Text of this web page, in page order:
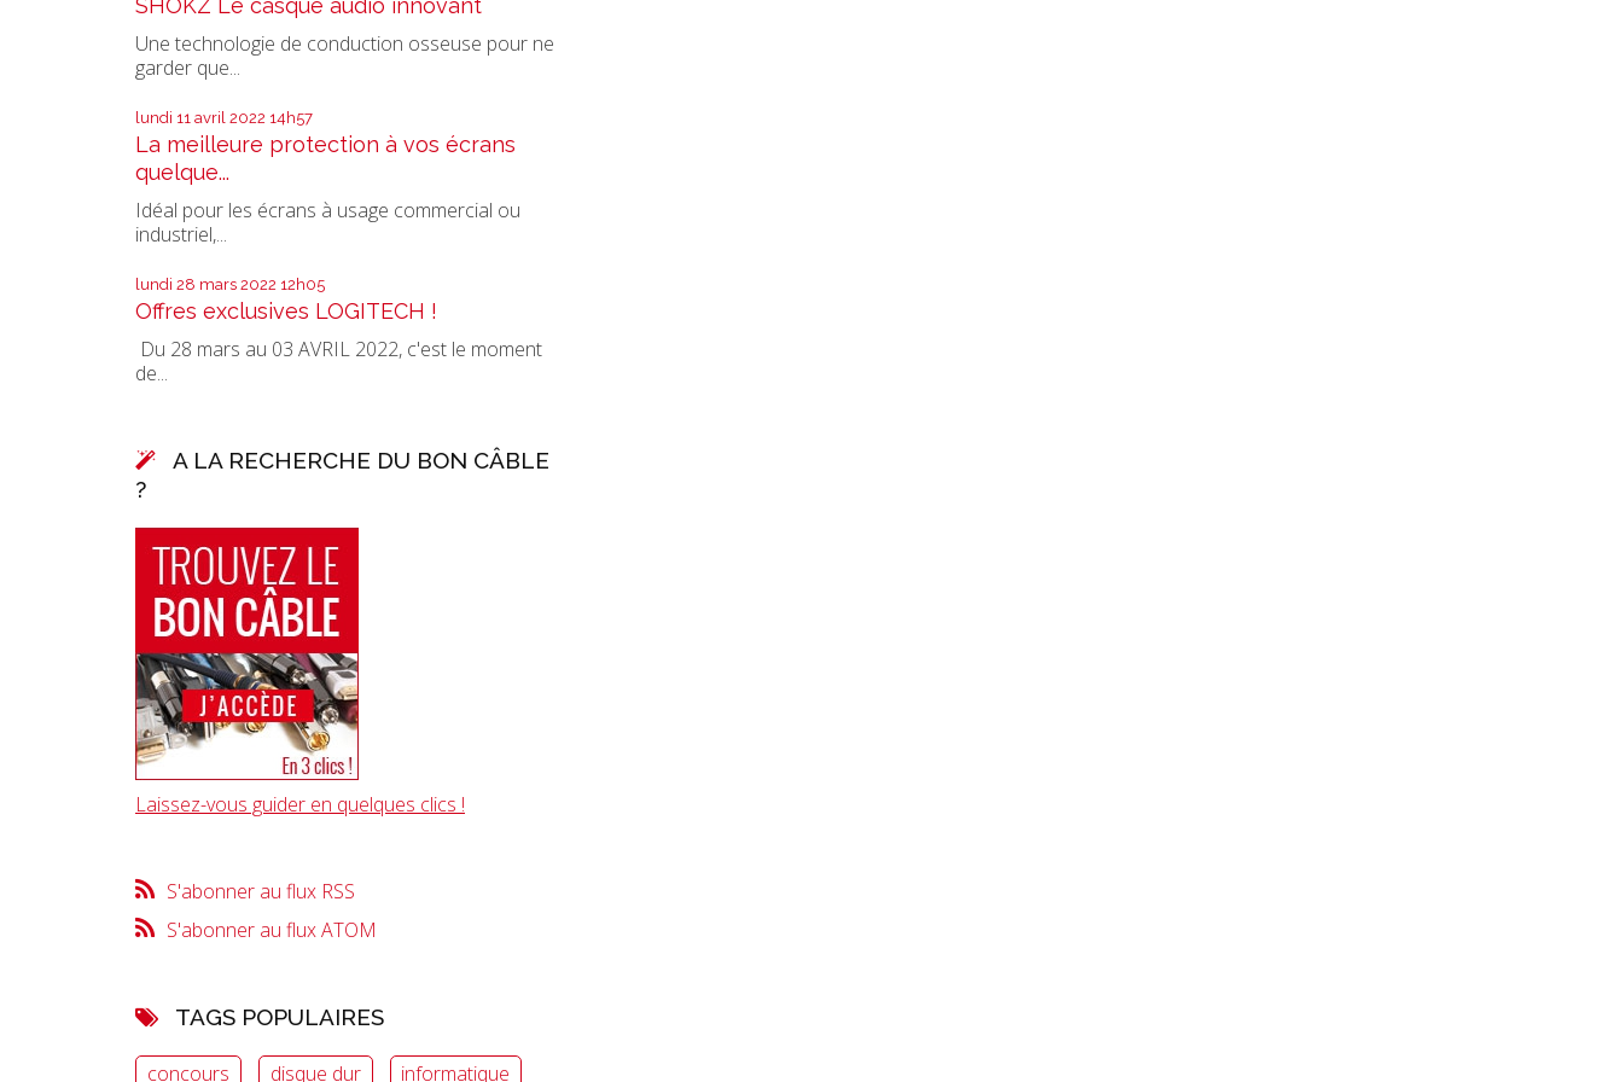
Une technologie de conduction osseuse pour ne
garder que...
lundi 11 avril 2022 14h57
La meilleure protection à vos écrans
quelque...
Idéal pour les écrans à usage commercial ou
industriel,...
lundi 28 mars 2022 12h05
Offres exclusives LOGITECH !
Du 28 mars au 03 AVRIL 2022, c'est le moment
de...
A LA RECHERCHE DU BON CÂBLE
?
Laissez-vous guider en quelques clics !
S'abonner au flux RSS
S'abonner au flux ATOM
TAGS POPULAIRES
concours disque dur
informatique